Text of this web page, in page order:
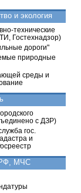
и экология
технические
Гостехнадзор)
дороги"
природные
среды и
с ДЗР)
гос.
и
РФ, МЧС